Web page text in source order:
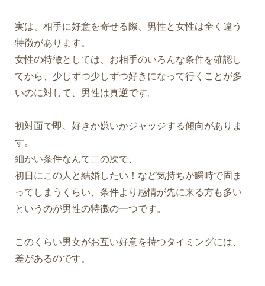
実は、相手に好意を寄せる際、男性と女性は全く違う
特徴があります。
女性の特徴としては、お相手のいろんな条件を確認し
てから、少しずつ少しずつ好きになって行くことが多
いのに対して、男性は真逆です。
初対面で即、好きか嫌いかジャッジする傾向がありま
す。
細かい条件なんて二の次で、
初日にこの人と結婚したい！など気持ちが瞬時で固ま
ってしまうくらい、条件より感情が先に来る方も多い
というのが男性の特徴の一つです。
このくらい男女がお互い好意を持つタイミングには、
差があるのです。